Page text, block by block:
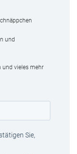
und
und vieles mehr
Sie,